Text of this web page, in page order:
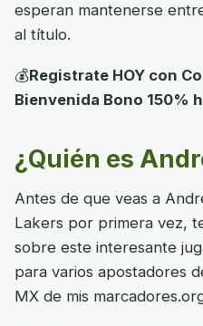
esperan mantenerse
al título.
💰Registrate HOY con
Bienvenida Bono 150%
¿Quién es
Antes de que veas a
Lakers por primera vez,
sobre este interesante
para varios apostadores
MX de mis